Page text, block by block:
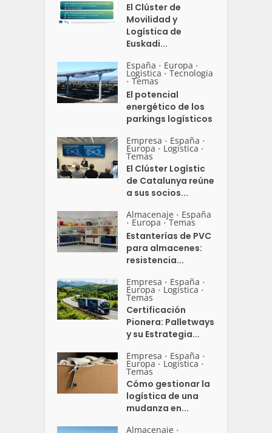
El Clúster de
Movilidad y
Logística de
Euskadi...
España • Europa •
Logistica • Tecnologia
• Temas
El potencial
energético de los
parkings logísticos
Empresa • España •
Europa • Logistica •
Temas
El Clúster Logístic
de Catalunya reúne
a sus socios...
Almacenaje • España
• Europa • Temas
Estanterías de PVC
para almacenes:
resistencia...
Empresa • España •
Europa • Logistica •
Temas
Certificación
Pionera: Palletways
y su Estrategia...
Empresa • España •
Europa • Logistica •
Temas
Cómo gestionar la
logística de una
mudanza en...
Almacenaje •